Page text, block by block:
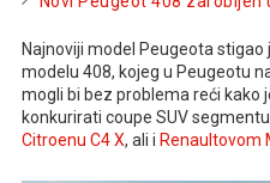
Najnoviji model Peugeota stigao
modelu 408, kojeg u Peugeotu
mogli bi bez problema reći kako
konkurirati coupe SUV
Citroenu C4 X, ali i Renaultovom